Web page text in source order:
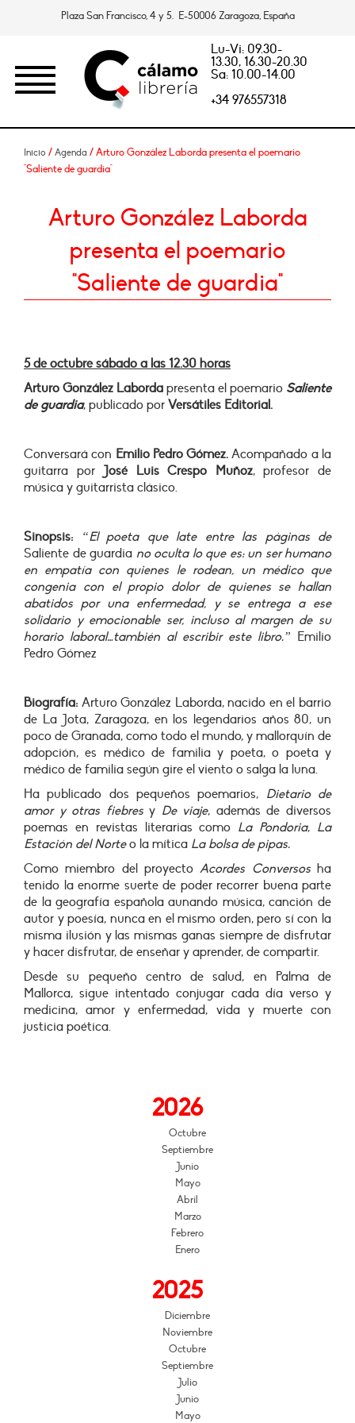
Plaza San Francisco, 4 y 5. E-50006 Zaragoza, España
Lu-Vi: 09.30-
13.30, 16.30-20.30
Sa: 10.00-14.00
+34 976557318
Inicio / Agenda / Arturo González Laborda presenta el poemario
"Saliente de guardia"
Arturo González Laborda
presenta el poemario
"Saliente de guardia"
5 de octubre sábado a las 12.30 horas
Arturo González Laborda presenta el poemario Saliente
de guardia, publicado por Versátiles Editorial.
Conversará con Emilio Pedro Gómez.Acompañado a la
guitarra por José Luis Crespo Muñoz, profesor de
música y guitarrista clásico.
Sinopsis:
“El poeta que late entre las páginas de
Saliente de guardia no oculta lo que es: un ser humano
en empatía con quienes le rodean, un médico que
congenia con el propio dolor de quienes se hallan
abatidos por una enfermedad, y se entrega a ese
solidario y emocionable ser, incluso al margen de su
horario laboral…también al escribir este libro.” Emilio
Pedro Gómez
Biografía:Arturo González Laborda, nacido en el barrio
de La Jota, Zaragoza, en los legendarios años 80, un
poco de Granada, como todo el mundo, y mallorquín de
adopción, es médico de familia y poeta, o poeta y
médico de familia según gire el viento o salga la luna.
Ha publicado dos pequeños poemarios, Dietario de
amor y otras fiebresy De viaje, además de diversos
poemas en revistas literarias como La Pondoria, La
Estación del Norteo la mítica La bolsa de pipas.
Como miembro del proyectoAcordes Conversosha
tenido la enorme suerte de poder recorrer buena parte
de la geografía española aunando música, canción de
autor y poesía, nunca en el mismo orden, pero sí con la
misma ilusión y las mismas ganas siempre de disfrutar
y hacer disfrutar, de enseñar y aprender, de compartir.
Desde su pequeño centro de salud, en Palma de
Mallorca, sigue intentado conjugar cada día verso y
medicina, amor y enfermedad, vida y muerte con
justicia poética.
2026
Octubre
Septiembre
Junio
Mayo
Abril
Marzo
Febrero
Enero
2025
Diciembre
Noviembre
Octubre
Septiembre
Julio
Junio
Mayo